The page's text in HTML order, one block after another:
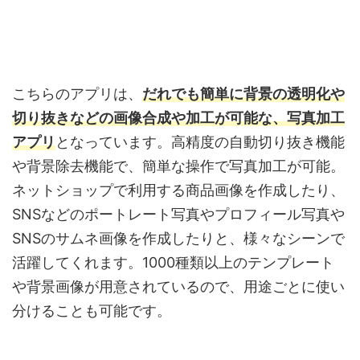
こちらのアプリは、 だれでも簡単に背景の透明化や
切り抜きなどの画像合成や加工が可能な、写真加工
アプリとなっています。高精度の自動切り抜き機能
や背景除去機能で、簡単な操作で写真加工が可能。
ネットショップで利用する商品画像を作成したり、
SNSなどのポートレート写真やプロフィール写真や
SNSのサムネ画像を作成したりと、様々なシーンで
活躍してくれます。1000種類以上のテンプレート
や背景画像が用意されているので、用途ごとに使い
分けることも可能です。